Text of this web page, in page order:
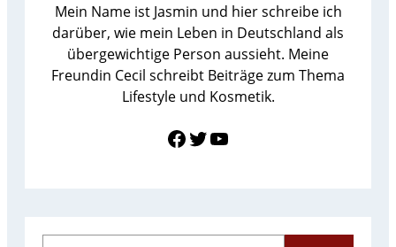
Mein Name ist Jasmin und hier schreibe ich
darüber, wie mein Leben in Deutschland als
übergewichtige Person aussieht. Meine
Freundin Cecil schreibt Beiträge zum Thema
Lifestyle und Kosmetik.
Link zu Facebook Twitter YouTube